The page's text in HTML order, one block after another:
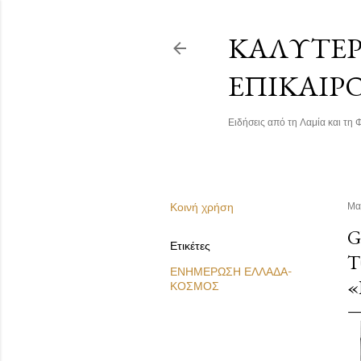
Ειδήσεις από τη Λαμία και τη
Κοινή χρήση
Ετικέτες
ΕΝΗΜΕΡΩΣΗ ΕΛΛΑΔΑ-
ΚΟΣΜΟΣ